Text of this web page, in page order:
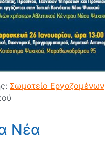
Σωματείο Εργαζομένων
Νέα